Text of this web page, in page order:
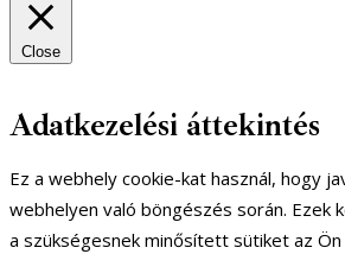
Close
Adatkezelési áttekintés
Ez a webhely cookie-kat használ, hogy
webhelyen való böngészés során. Ezek
a szükségesnek minősített sütiket az